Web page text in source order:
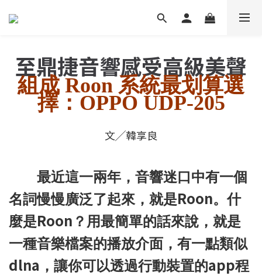
至鼎捷音響感受高級美聲
組成 Roon 系統最划算選
擇：OPPO UDP-205
文╱韓享良
最近這一兩年，音響迷口中有一個
名詞慢慢廣泛了起來，就是Roon。什
麼是Roon ？用最簡單的話來說，就是
一種音樂檔案的播放介面，有一點類似
dlna ，讓你可以透過行動裝置的app程